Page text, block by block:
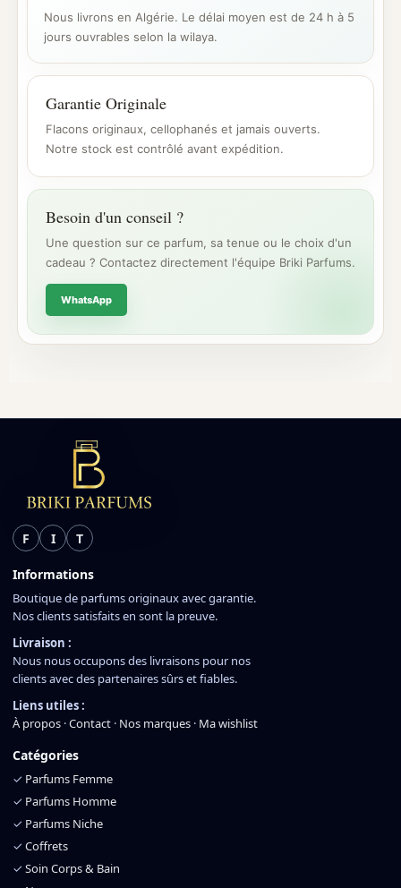
Nous livrons en Algérie. Le délai moyen est de 24 h à 5
jours ouvrables selon la wilaya.
Garantie Originale
Flacons originaux, cellophanés et jamais ouverts.
Notre stock est contrôlé avant expédition.
Besoin d'un conseil ?
Une question sur ce parfum, sa tenue ou le choix d'un
cadeau ? Contactez directement l'équipe Briki Parfums.
WhatsApp
F I T
Informations
Boutique de parfums originaux avec garantie.
Nos clients satisfaits en sont la preuve.
Livraison :
Nous nous occupons des livraisons pour nos
clients avec des partenaires sûrs et fiables.
Liens utiles :
À propos ·Contact · Nos marques · Ma wishlist
Catégories
✓ Parfums Femme
✓ Parfums Homme
✓ Parfums Niche
✓ Coffrets
✓ Soin Corps & Bain